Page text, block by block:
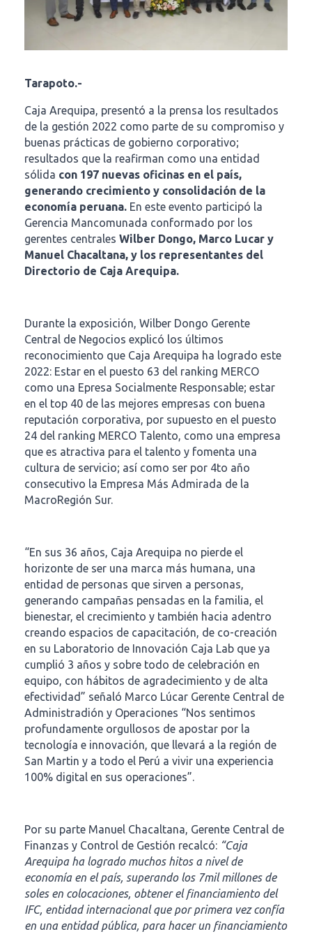
Tarapoto.-
Caja Arequipa, presentó a la prensa los resultados
de la gestión 2022 como parte de su compromiso y
buenas prácticas de gobierno corporativo;
resultados que la reafirman como una entidad
sólida con 197 nuevas oficinas en el país,
generando crecimiento y consolidación de la
economía peruana. En este evento participó la
Gerencia Mancomunada conformado por los
gerentes centrales Wilber Dongo, Marco Lucar y
Manuel Chacaltana, y los representantes del
Directorio de Caja Arequipa.
Durante la exposición, Wilber Dongo Gerente
Central de Negocios explicó los últimos
reconocimiento que Caja Arequipa ha logrado este
2022: Estar en el puesto 63 del ranking MERCO
como una Epresa Socialmente Responsable; estar
en el top 40 de las mejores empresas con buena
reputación corporativa, por supuesto en el puesto
24 del ranking MERCO Talento, como una empresa
que es atractiva para el talento y fomenta una
cultura de servicio; así como ser por 4to año
consecutivo la Empresa Más Admirada de la
MacroRegión Sur.
“En sus 36 años, Caja Arequipa no pierde el
horizonte de ser una marca más humana, una
entidad de personas que sirven a personas,
generando campañas pensadas en la familia, el
bienestar, el crecimiento y también hacia adentro
creando espacios de capacitación, de co-creación
en su Laboratorio de Innovación Caja Lab que ya
cumplió 3 años y sobre todo de celebración en
equipo, con hábitos de agradecimiento y de alta
efectividad” señaló Marco Lúcar Gerente Central de
Administradión y Operaciones “Nos sentimos
profundamente orgullosos de apostar por la
tecnología e innovación, que llevará a la región de
San Martin y a todo el Perú a vivir una experiencia
100% digital en sus operaciones”.
Por su parte Manuel Chacaltana, Gerente Central de
Finanzas y Control de Gestión recalcó: “Caja
Arequipa ha logrado muchos hitos a nivel de
economía en el país, superando los 7mil millones de
soles en colocaciones, obtener el financiamiento del
IFC, entidad internacional que por primera vez confía
en una entidad pública, para hacer un financiamiento